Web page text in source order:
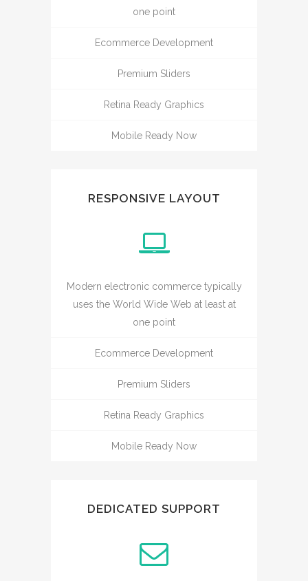
one point
Ecommerce Development
Premium Sliders
Retina Ready Graphics
Mobile Ready Now
RESPONSIVE LAYOUT
Modern electronic commerce typically
uses the World Wide Web at least at
one point
Ecommerce Development
Premium Sliders
Retina Ready Graphics
Mobile Ready Now
DEDICATED SUPPORT